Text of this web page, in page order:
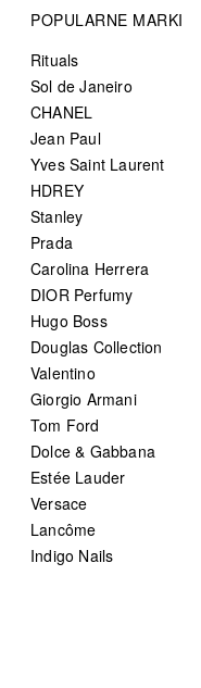
POPULARNE MARKI
Rituals
Sol de Janeiro
CHANEL
Jean Paul
Yves Saint Laurent
HDREY
Stanley
Prada
Carolina Herrera
DIOR Perfumy
Hugo Boss
Douglas Collection
Valentino
Giorgio Armani
Tom Ford
Dolce & Gabbana
Estée Lauder
Versace
Lancôme
Indigo Nails